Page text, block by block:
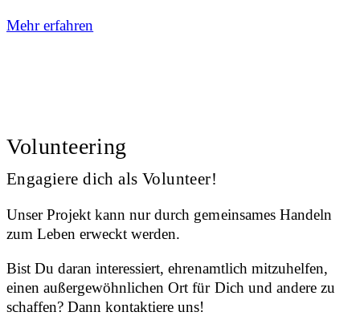
Mehr erfahren
Volunteering
Engagiere dich als Volunteer!
Unser Projekt kann nur durch gemeinsames Handeln
zum Leben erweckt werden.
Bist Du daran interessiert, ehrenamtlich mitzuhelfen,
einen außergewöhnlichen Ort für Dich und andere zu
schaffen? Dann kontaktiere uns!